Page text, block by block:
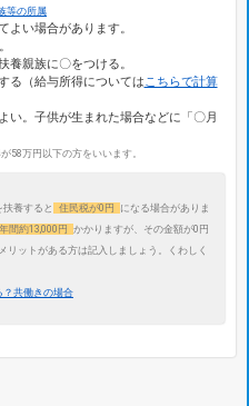
等の所属
よい場合があります。
養親族に〇をつける。
る（給与所得についてはこちらで計算
い。子供が生まれた場合などに「〇月
が58万円以下の方をいいます。
養すると 住民税が0円
になる場合がありま
年間約13,000円
かかりますが、その金額が0円
リットがある方は記入しましょう。くわしく
？共働きの場合